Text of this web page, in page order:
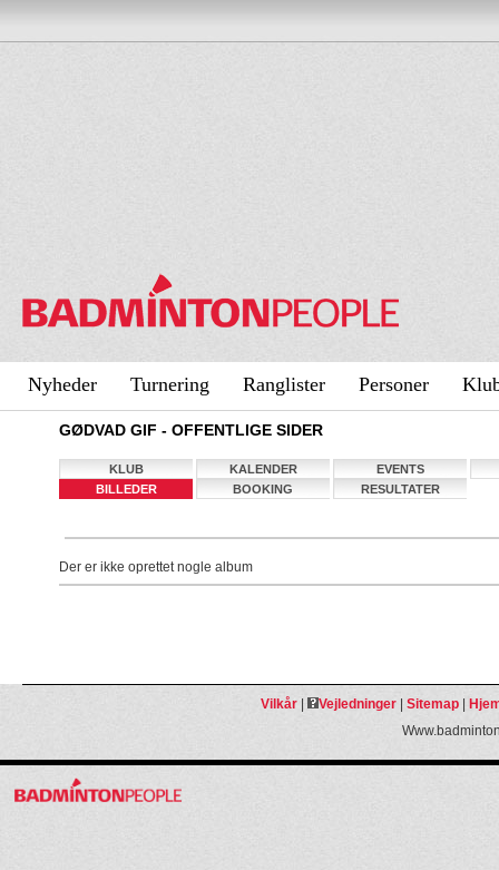
Nyheder Turnering Ranglister Personer
GØDVAD GIF - OFFENTLIGE SIDER
KLUB KALENDER
EVENTS
BILLEDER
BOOKING RESULTATER
Der er ikke oprettet nogle album
Vilkår| Vejledninger| Sitemap|